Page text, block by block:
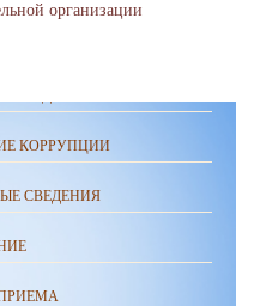
КОРРУПЦИИ
СВЕДЕНИЯ
организации